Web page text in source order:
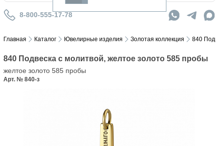
8-800-555-17-78
Главная Каталог Ювелирные изделия Золотая коллекция 840
840 Подвеска с молитвой, желтое золото 585 пробы
желтое золото 585 пробы
Арт. № 840-з